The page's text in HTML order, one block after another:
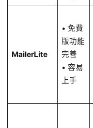
MailerLite
• 免費
版功能
完善
• 容易
上手